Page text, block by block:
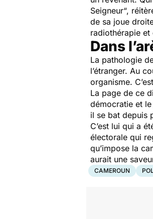
Seigneur“,
de sa joue
radiothérapie
Dans
La pathologie
l’étranger. Au
organisme.
La page de ce
démocratie et
il se bat depuis
C’est lui qui a
électorale qui
qu’impose la
aurait une
CAMEROUN